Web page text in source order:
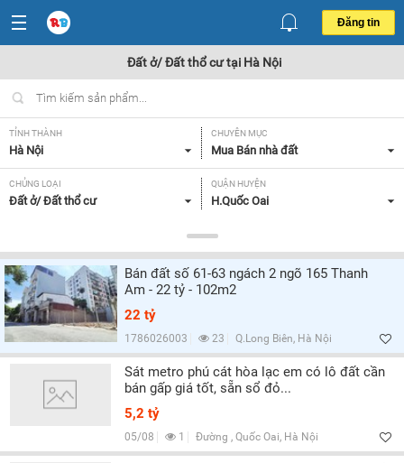
Đăng tin
Đất ở/ Đất thổ cư tại Hà Nội
TỈNH THÀNH
Hà Nội
CHUYÊN MỤC
Mua Bán nhà đất
CHỦNG LOẠI
Đất ở/ Đất thổ cư
QUẬN HUYỆN
H.Quốc Oai
Tất cả
MỨC GIÁ
Tất cả
HƯỚNG
Tất cả
MẶT TIỀN
GIẤY TỜ PHÁP LÝ
Tất cả
Bán đất số 61-63 ngách 2 ngõ 165 Thanh
Am - 22 tỷ - 102m2
22 tỷ
1786026003 23 Q.Long Biên, Hà Nội
Sát metro phú cát hòa lạc em có lô đất cần
bán gấp giá tốt, sẵn sổ đỏ...
5,2 tỷ
05/08 1 Đường , Quốc Oai, Hà Nội